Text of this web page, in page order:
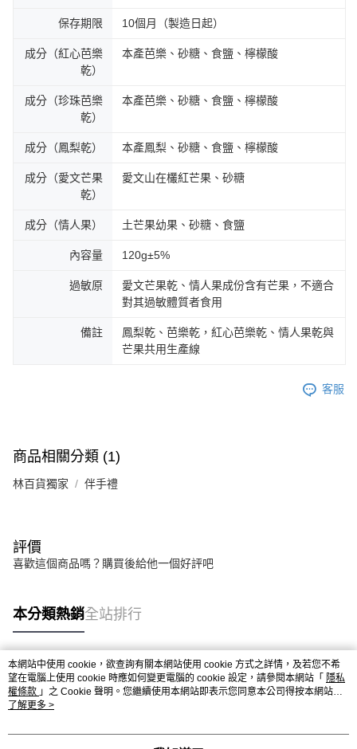
保存期限 10個月（製造日起）
成分（紅心芭樂
乾）
本產芭樂、砂糖、食鹽、檸檬酸
成分（珍珠芭樂
乾）
本產芭樂、砂糖、食鹽、檸檬酸
成分（鳳梨乾） 本產鳳梨、砂糖、食鹽、檸檬酸
成分（愛文芒果
乾）
愛文山在欉紅芒果、砂糖
成分（情人果） 土芒果幼果、砂糖、食鹽
內容量 120g±5%
過敏原
愛文芒果乾、情人果成份含有芒果，不適合
對其過敏體質者食用
備註
鳳梨乾、芭樂乾，紅心芭樂乾、情人果乾與
芒果共用生產線
客服
商品相關分類 (1)
林百貨獨家 伴手禮
評價
喜歡這個商品嗎？購買後給他一個好評吧
本分類熱銷全站排行
熱門標籤
本網站中使用 cookie，欲查詢有關本網站使用 cookie 方式之詳情，及若您不希
望在電腦上使用 cookie 時應如何變更電腦的 cookie 設定，請參閱本網站「 隱私
權條款 」之 Cookie 聲明。您繼續使用本網站即表示您同意本公司得按本網站使
用條款之 Cookie 聲明使用 cookie。
了解更多 >